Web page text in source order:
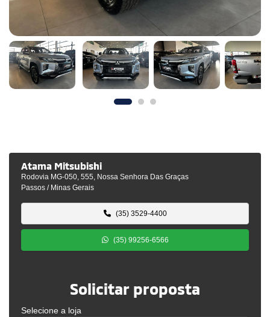
Atama Mitsubishi
Rodovia MG-050, 555, Nossa Senhora Das Graças
Passos / Minas Gerais
(35) 3529-4400
(35) 99256-6566
Solicitar proposta
Selecione a loja